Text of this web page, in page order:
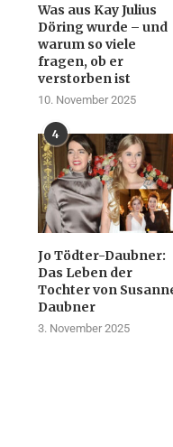
Was aus Kay Julius
Döring wurde – und
warum so viele
fragen, ob er
verstorben ist
10. November 2025
4
Jo Tödter-Daubner:
Das Leben der
Tochter von
Daubner
3. November 2025